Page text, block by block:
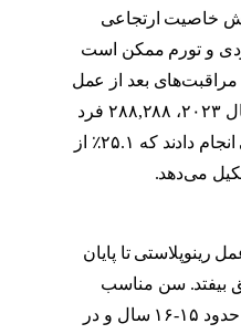
خاصیت ارتجاعی
و تورم ممکن است
مراقبت‌های بعد از عمل
بیشتری داشته باشد. در سال ۲۰۲۳، ۲۸۸,۲۸۸ فرد
۳۵ تا ۵۰ ساله جراحی بینی انجام دادند که ۲۵.۱٪ از
می‌دهد.
تا پایان
بیفتد. سن مناسب
برای عمل بینی در دختران حدود ۱۵-۱۶ سال و در